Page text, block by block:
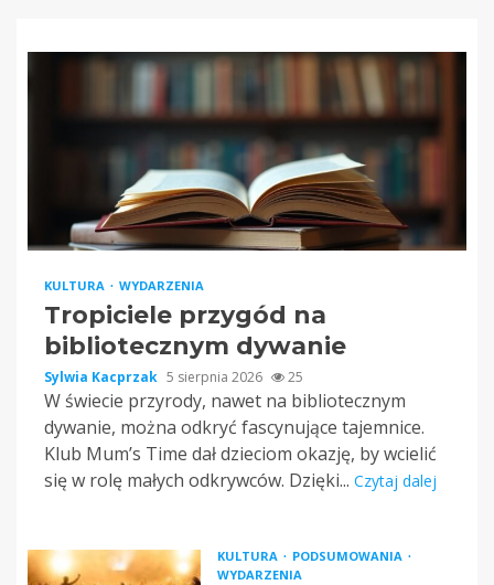
KULTURA WYDARZENIA
Tropiciele przygód na
bibliotecznym dywanie
Sylwia Kacprzak 5 sierpnia 2026 25
W świecie przyrody, nawet na bibliotecznym
dywanie, można odkryć fascynujące tajemnice.
Klub Mum’s Time dał dzieciom okazję, by wcielić
się w rolę małych odkrywców. Dzięki... Czytaj dalej
KULTURA
PODSUMOWANIA
WYDARZENIA